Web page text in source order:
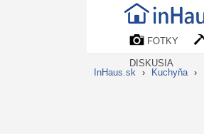
FOTKY
DISKUSIA
InHaus.sk › Kuchyňa ›